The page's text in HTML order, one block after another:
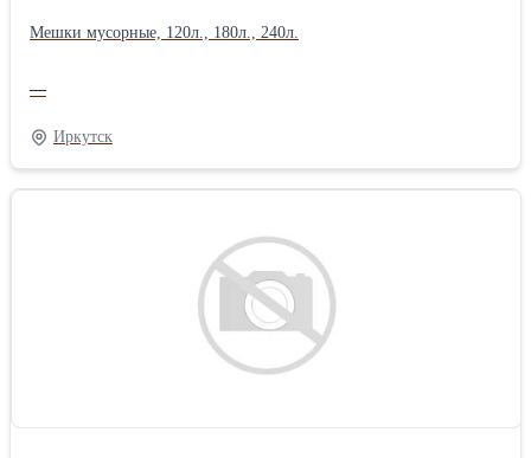
Мешки мусорные, 120л., 180л., 240л.
—
Иркутск